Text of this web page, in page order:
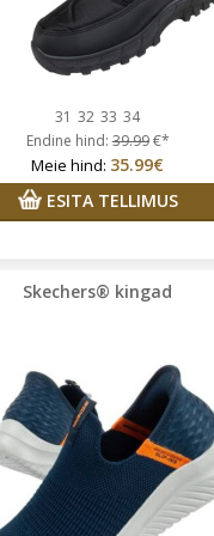
Leinsaar Kõik tooted, mis
sobisid mulle väga hästi
31 32 33 34
Endine hind:39.99€*
Meie hind: 35.99€
ESITA TELLIMUS
Skechers® kingad